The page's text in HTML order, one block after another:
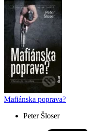
Mafiánska poprava?
Peter Šloser